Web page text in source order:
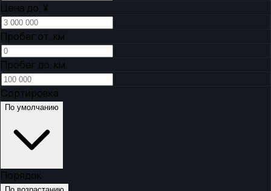
Цена до, ¥
Пробег от, км
Пробег до, км
Сортировка
По умолчанию
Порядок